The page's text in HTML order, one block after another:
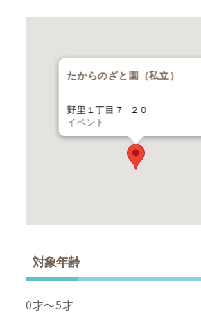
たからのざと園（私立）
野里１丁目７−２０ -
イベント
対象年齢
0才～5才